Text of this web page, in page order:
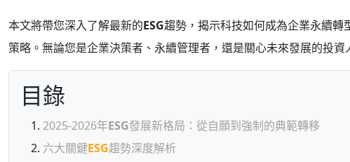
本文將帶您深入了解最新的ESG趨勢，揭示科技如何成為企業永續
策略。無論您是企業決策者、永續管理者，還是關心未來發展的投
目錄
2025-2026年ESG發展新格局：從自願到強制的典範轉移
六大關鍵ESG趨勢深度解析